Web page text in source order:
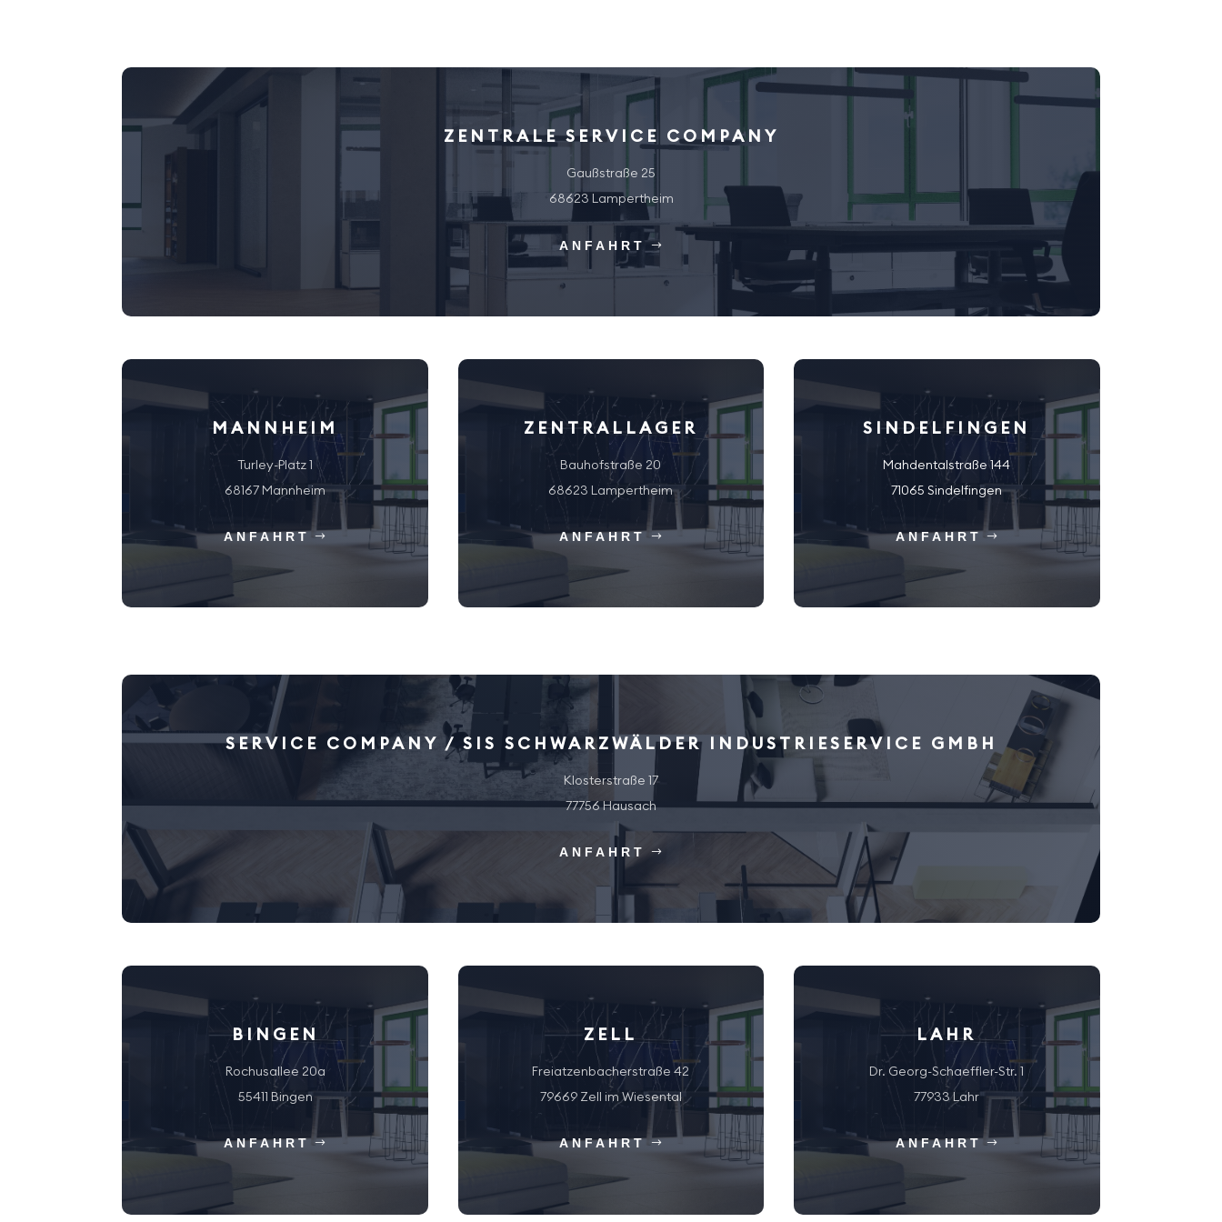
ZENTRALE SERVICE COMPANY
Gaußstraße 25
68623 Lampertheim
ANFAHRT
MANNHEIM
Turley-Platz 1
68167 Mannheim
ANFAHRT
ZENTRALLAGER
Bauhofstraße 20
68623 Lampertheim
ANFAHRT
SINDELFINGEN
Mahdentalstraße 144
71065 Sindelfingen
ANFAHRT
SERVICE COMPANY / SIS SCHWARZWÄLDER INDUSTRIESERVICE GMBH
Klosterstraße 17
77756 Hausach
ANFAHRT
BINGEN
Rochusallee 20a
55411 Bingen
ANFAHRT
ZELL
Freiatzenbacherstraße 42
79669 Zell im Wiesental
ANFAHRT
LAHR
Dr. Georg-Schaeffler-Str. 1
77933 Lahr
ANFAHRT